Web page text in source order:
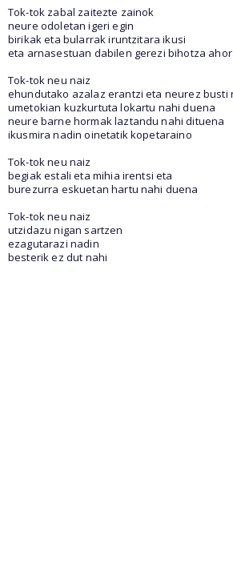
Tok-tok zabal zaitezte zainok
neure odoletan igeri egin
birikak eta bularrak iruntzitara ikusi
eta arnasestuan dabilen gerezi bihotza
Tok-tok neu naiz
ehundutako azalaz erantzi eta neurez busti
umetokian kuzkurtuta lokartu nahi duena
neure barne hormak laztandu nahi dituena
ikusmira nadin oinetatik kopetaraino
Tok-tok neu naiz
begiak estali eta mihia irentsi eta
burezurra eskuetan hartu nahi duena
Tok-tok neu naiz
utzidazu nigan sartzen
ezagutarazi nadin
besterik ez dut nahi